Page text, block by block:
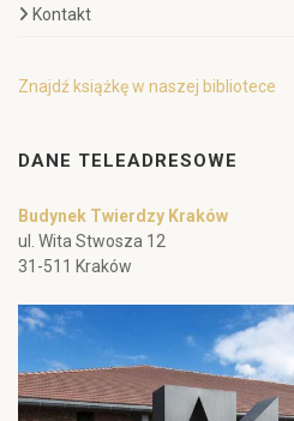
Kontakt
Znajdź książkę w naszej bibliotece
DANE TELEADRESOWE
Budynek Twierdzy Kraków
ul. Wita Stwosza 12
31-511 Kraków